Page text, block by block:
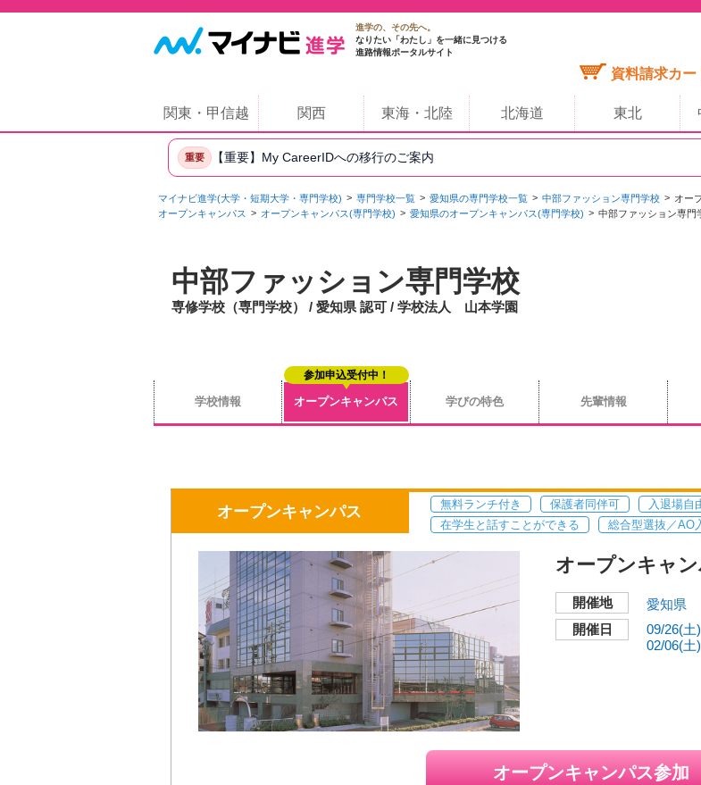
進学の、その先へ。
なりたい「わたし」を一緒に見つける
進路情報ポータルサイト
資料請求カー
関東・甲信越 関西 東海・北陸 北海道 東北
重要 【重要】My CareerIDへの移行のご案内
マイナビ進学(大学・短期大学・専門学校) 専門学校一覧 愛知県の専門学校一覧 中部ファッション専門学校
オー
オープンキャンパス
オープンキャンパス(専門学校) 愛知県のオープンキャンパス(専門学校) 中部ファッション専門
中部ファッション専門学校
専修学校（専門学校） / 愛知県 認可 / 学校法人 山本学園
学校情報 オープンキャンパス
参加申込受付中！
学びの特色 先輩情報
オープンキャンパス 無料ランチ付き 保護者同伴可 入退場自
在学生と話すことができる
総合型選抜／AO
オープンキャ
開催地
愛知県
開催日
09/26(土)
02/06(土)
オープンキャンパス参加